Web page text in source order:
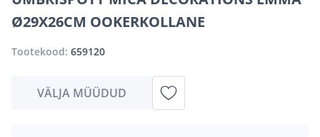
Ø29X26CM OOKERKOLLANE
Tootekood: 659120
VÄLJA MÜÜDUD